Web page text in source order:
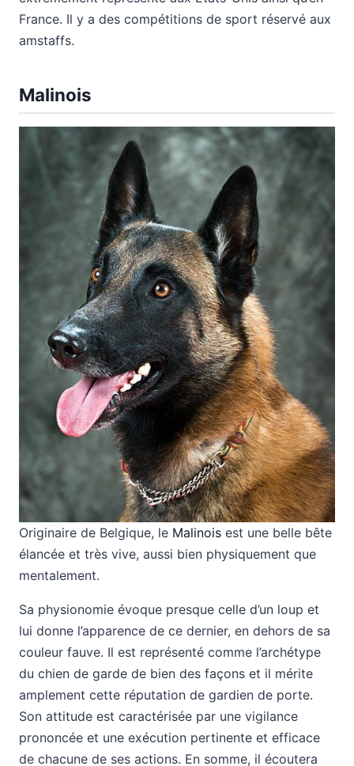
France. Il y a des compétitions de sport réservé aux
amstaffs.
Malinois
Originaire de Belgique, le Malinois est une belle bête
élancée et très vive, aussi bien physiquement que
mentalement.
Sa physionomie évoque presque celle d’un loup et
lui donne l’apparence de ce dernier, en dehors de sa
couleur fauve. Il est représenté comme l’archétype
du chien de garde de bien des façons et il mérite
amplement cette réputation de gardien de porte.
Son attitude est caractérisée par une vigilance
prononcée et une exécution pertinente et efficace
de chacune de ses actions. En somme, il écoutera